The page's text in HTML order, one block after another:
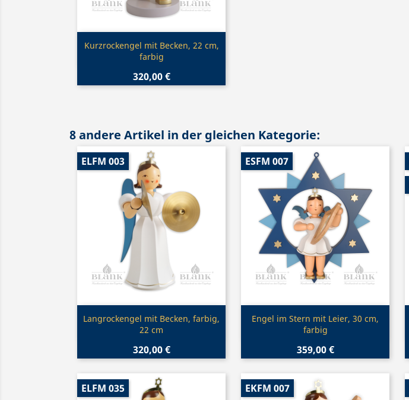
Vorschau
Kurzrockengel mit Becken, 22 cm,
farbig
320,00 €
8 andere Artikel in der gleichen Kategorie:
Vorschau
Langrockengel mit Becken, farbig,
22 cm
320,00 €
ELFM 003
Vorschau
Engel im Stern mit Leier, 30 cm,
farbig
359,00 €
ESFM 007
ELFM 035
EKFM 007